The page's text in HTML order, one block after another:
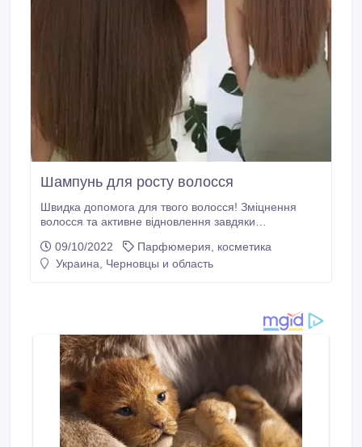
Шампунь для росту волосся
Швидка допомога для твого волосся! Зміцнення
волосся та активне відновлення завдяки
мл. Набір за 298 грн! Серія для волосся з часником,
вітаміном В5 та капіксилом! Серія не пахне
09/10/2022
Парфюмерия, косметика
Украина, Черновцы и область